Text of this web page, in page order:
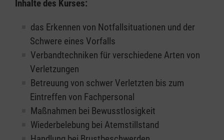
Inhalte des Kurses:
das Erkennen von Notfallsituationen und der
Schwere eines Vorfalls
Verbandtechniken für verschiedene Arten von
Verletzungen
Betreuung von schwer Verletzten bis zum
Eintreffen von Fachpersonal
Maßnahmen bei Bewusstlosigkeit
Wiederbelebung bei Atemstillstand